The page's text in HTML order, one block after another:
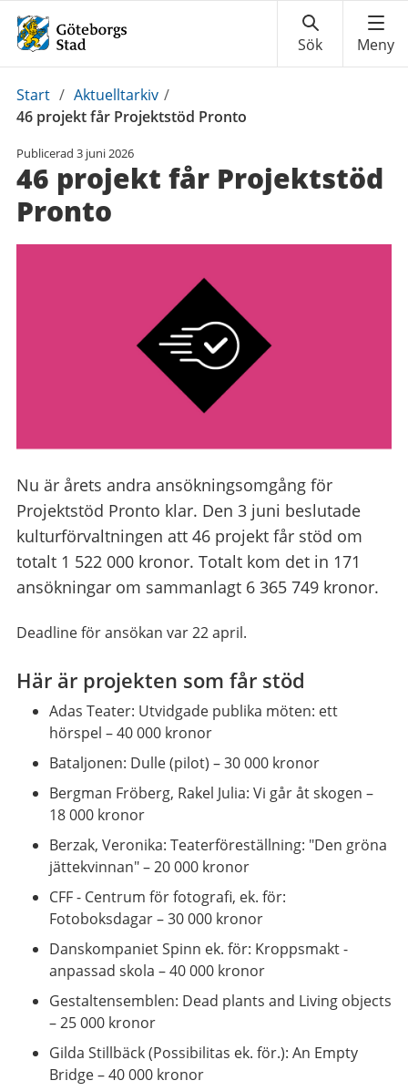
Du
är
Start / Aktuelltarkiv /
46 projekt får Projektstöd Pronto
Publicerad 3 juni 2026
46 projekt får Projektstöd
Pronto
Nu är årets andra ansökningsomgång för
Projektstöd Pronto klar. Den 3 juni beslutade
kulturförvaltningen att 46 projekt får stöd om
totalt 1 522 000 kronor. Totalt kom det in 171
ansökningar om sammanlagt 6 365 749 kronor.
Deadline för ansökan var 22 april.
Här är projekten som får stöd
Adas Teater: Utvidgade publika möten: ett
hörspel – 40 000 kronor
Bataljonen: Dulle (pilot) – 30 000 kronor
Bergman Fröberg, Rakel Julia: Vi går åt skogen –
18 000 kronor
Berzak, Veronika: Teaterföreställning: "Den gröna
jättekvinnan" – 20 000 kronor
CFF - Centrum för fotografi, ek. för:
Fotoboksdagar – 30 000 kronor
Danskompaniet Spinn ek. för: Kroppsmakt -
anpassad skola – 40 000 kronor
Gestaltensemblen: Dead plants and Living objects
– 25 000 kronor
Gilda Stillbäck (Possibilitas ek. för.): An Empty
Bridge – 40 000 kronor